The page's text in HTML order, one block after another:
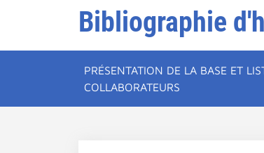
Bibliographie
PRÉSENTATION DE LA BASE ET
COLLABORATEURS